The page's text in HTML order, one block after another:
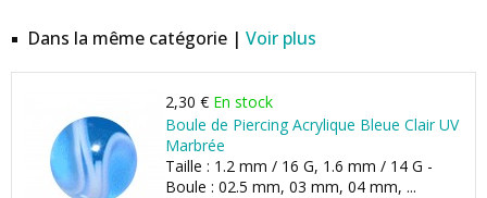
Dans la même catégorie | Voir plus
2,30 € En stock
Boule de Piercing Acrylique Bleue Clair UV
Marbrée
Taille : 1.2 mm / 16 G, 1.6 mm / 14 G -
Boule : 02.5 mm, 03 mm, 04 mm, ...